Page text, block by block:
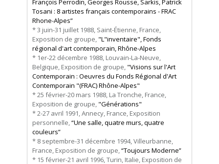
François Perrodin, Georges Rousse, Sarkis, Patrick
Tosani : 8 artistes français contemporains - FRAC
Rhone-Alpes”
* 3 juin-31 juillet 1988, Saint-Étienne, France,
Exposition de groupe, "L"inventaire", Fonds
régional d'art contemporain, Rhône-Alpes
* 1er-22 décembre 1988, Louvain-La-Neuve,
Belgique, Exposition de groupe, "Visions sur l'Art
Contemporain : Oeuvres du Fonds Régional d'Art
Contemporain "(FRAC) Rhône-Alpes"
* 25 février-20 mars 1988, La Tronche, France,
Exposition de groupe, "Générations"
* 2-27 avril 1991, Annecy, France, Exposition
personnelle,“Une salle, quatre murs, quatre
couleurs”
* 8 septembre-31 décembre 1994, Villeurbanne,
France, Exposition de groupe,“Toujours Moderne”
* 15 février-21 avril 1996, Turin, Italie, Exposition de